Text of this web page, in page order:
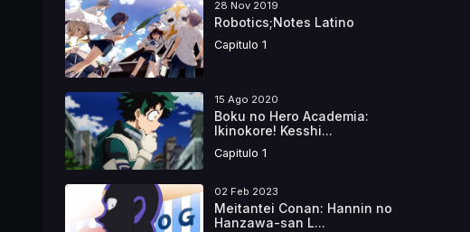
28 Nov 2019
Robotics;Notes Latino
Capitulo 1
15 Ago 2020
Boku no Hero Academia:
Ikinokore! Kesshi...
Capitulo 1
02 Feb 2023
Meitantei Conan: Hannin no
Hanzawa-san L...